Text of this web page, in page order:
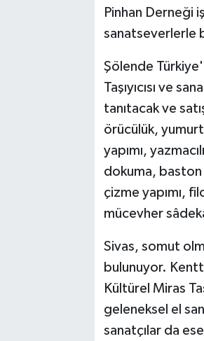
Pinhan Derneği
sanatseverlerle
Şölende
Taşıyıcısı ve
tanıtacak ve
örücülük,
yapımı,
dokuma, baston
çizme yapımı,
mücevher
Sivas, somut
bulunuyor.
Kültürel Miras
geleneksel el
sanatçılar da